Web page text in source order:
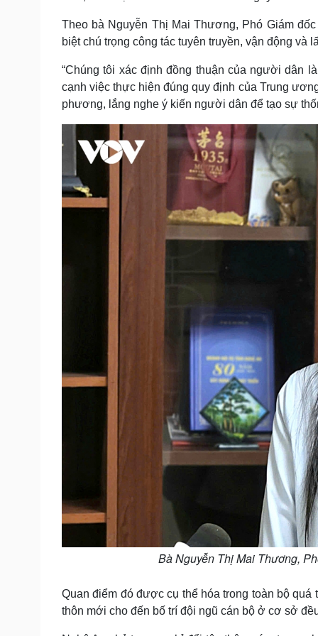
Theo bà Nguyễn Thị Mai Thương, Phó Giám
biệt chú trọng công tác tuyên truyền, vận động và
“Chúng tôi xác định đồng thuận của người dân
cạnh việc thực hiện đúng quy định của Trung
phương, lắng nghe ý kiến người dân để tạo sự
Bà Nguyễn Thị Mai Thương,
Quan điểm đó được cụ thể hóa trong toàn bộ
thôn mới cho đến bố trí đội ngũ cán bộ ở cơ sở